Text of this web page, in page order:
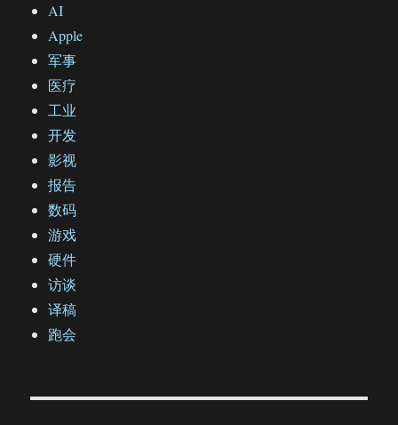
AI
Apple
军事
医疗
工业
开发
影视
报告
数码
游戏
硬件
访谈
译稿
跑会